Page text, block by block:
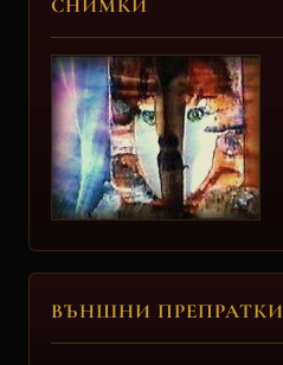
СНИМКИ
ВЪНШНИ ПРЕПРАТКИ